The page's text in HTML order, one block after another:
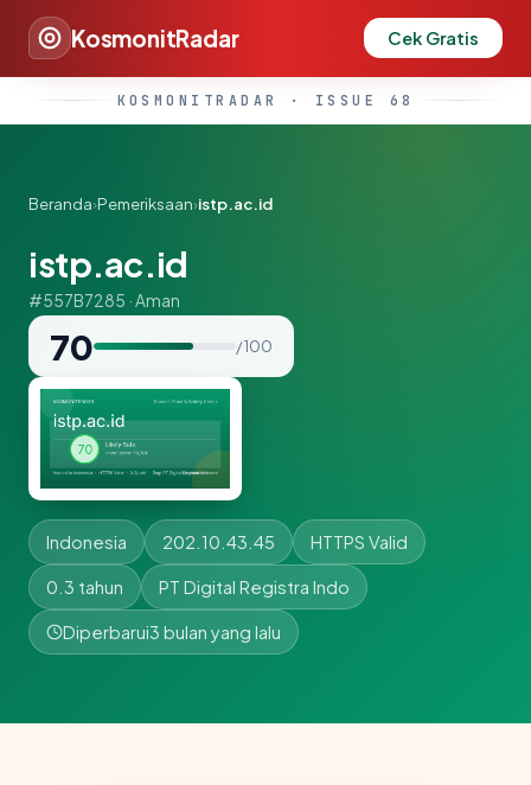
KosmonitRadar Cek Gratis
KOSMONITRADAR · ISSUE 68
Beranda›Pemeriksaan›istp.ac.id
istp.ac.id
#557B7285 · Aman
70 / 100
Indonesia 202.10.43.45 HTTPS Valid
0.3 tahun PT Digital Registra Indo
Diperbarui3 bulan yang lalu